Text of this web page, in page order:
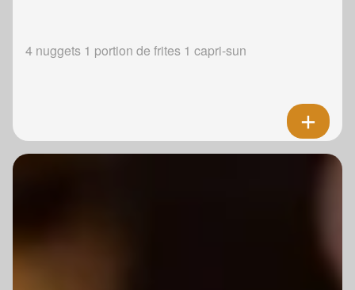
4 nuggets 1 portion de frites 1 capri-sun